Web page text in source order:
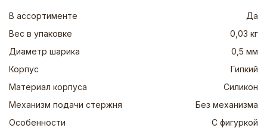
В ассортименте
Да
Вес в упаковке
0,03 кг
Диаметр шарика
0,5 мм
Корпус
Гипкий
Материал корпуса
Силикон
Механизм подачи стержня
Без механизма
Особенности
С фигуркой